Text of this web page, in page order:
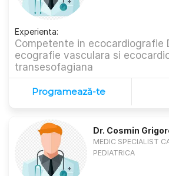
Experienta:
Competente in ecocardiografie
ecografie vasculara si
transesofagiana
Programează-te
Dr. Cosmin
MEDIC SPECIALIST
PEDIATRICA